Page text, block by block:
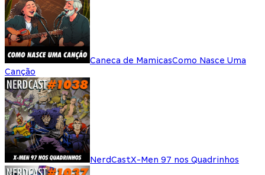
Caneca de MamicasComo Nasce Uma
Canção
NerdCastX-Men 97 nos Quadrinhos